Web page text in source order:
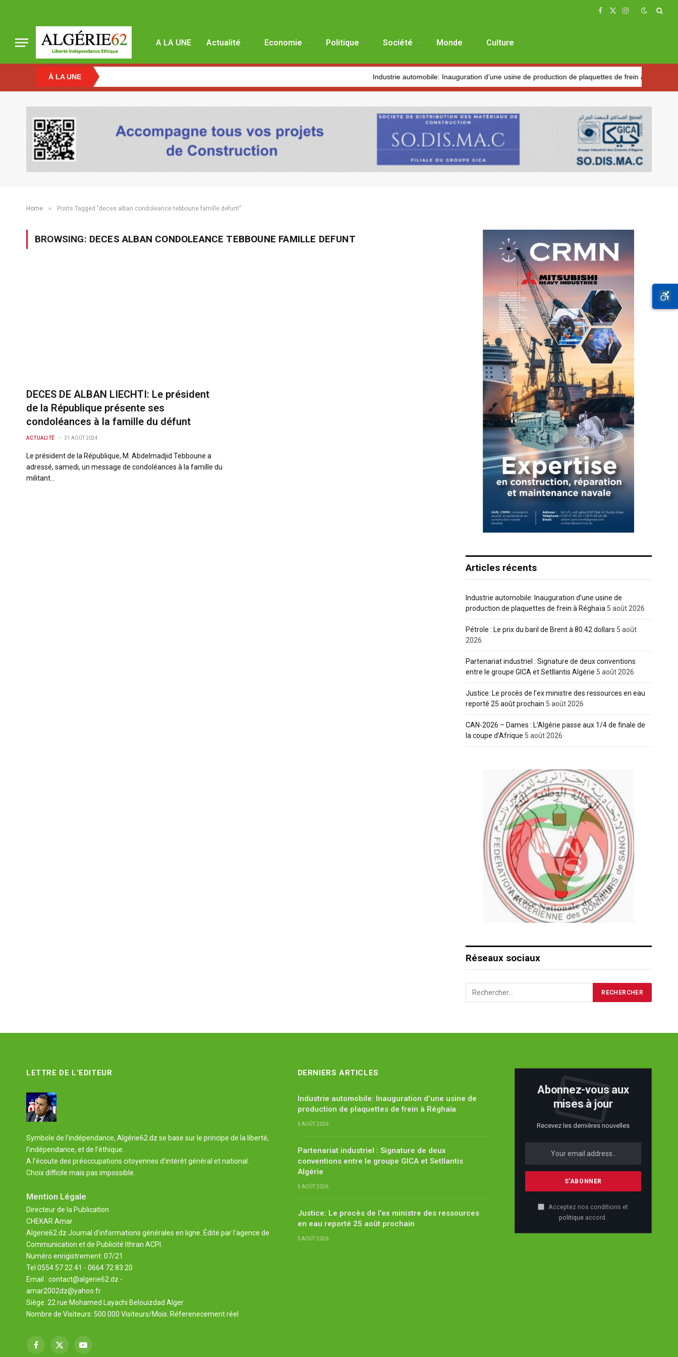
Facebook
X
Instagram
A LA UNE Actualité Economie Politique Société Monde Culture
À LA UNE Industrie automobile: Inauguration d’une usine de production de plaquettes de frein à Réghaïa
Home » Posts Tagged "deces alban condoleance tebboune famille defunt"
BROWSING: DECES ALBAN CONDOLEANCE TEBBOUNE FAMILLE DEFUNT
DECES DE ALBAN LIECHTI: Le président
de la République présente ses
condoléances à la famille du défunt
ACTUALITÉ 31 AOÛT 2024
Le président de la République, M. Abdelmadjid Tebboune a
adressé, samedi, un message de condoléances à la famille du
militant…
Articles récents
Industrie automobile: Inauguration d’une usine de
production de plaquettes de frein à Réghaïa 5 août 2026
Pétrole : Le prix du baril de Brent à 80.42 dollars 5 août
2026
Partenariat industriel : Signature de deux conventions
entre le groupe GICA et Setllantis Algérie 5 août 2026
Justice: Le procès de l’ex ministre des ressources en eau
reporté 25 août prochain 5 août 2026
CAN-2026 – Dames : L’Algérie passe aux 1/4 de finale de
la coupe d’Afrique 5 août 2026
Réseaux sociaux
LETTRE DE L’EDITEUR
Symbole de l'indépendance, Algérie62.dz se base sur le principe de la liberté,
l’indépendance, et de l’éthique.
A l’écoute des préoccupations citoyennes d’intérêt général et national.
Choix difficile mais pas impossible.
Mention Légale
Directeur de la Publication
CHEKAR Amar
Algerie62.dz Journal d'informations générales en ligne. Édité par l'agence de
Communication et de Publicité Ithran ACPI.
Numéro enrigistrement: 07/21
Tel 0554 57 22 41 - 0664 72 83 20
Email : contact@algerie62.dz -
amar2002dz@yahoo.fr
Siège: 22 rue Mohamed Layachi Belouizdad Alger
Nombre de Visiteurs: 500.000 Visiteurs/Mois. Réferenecement réel
Facebook
X
YouTube
DERNIERS ARTICLES
Industrie automobile: Inauguration d’une usine de
production de plaquettes de frein à Réghaïa
5 AOÛT 2026
Partenariat industriel : Signature de deux
conventions entre le groupe GICA et Setllantis
Algérie
5 AOÛT 2026
Justice: Le procès de l’ex ministre des ressources
en eau reporté 25 août prochain
5 AOÛT 2026
Abonnez-vous aux
mises à jour
Recevez les dernières nouvelles
Acceptez nos conditions et
politique accord.